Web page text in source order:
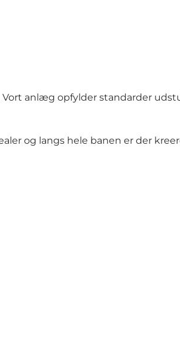
anlæg opfylder standarder
og langs hele banen er der